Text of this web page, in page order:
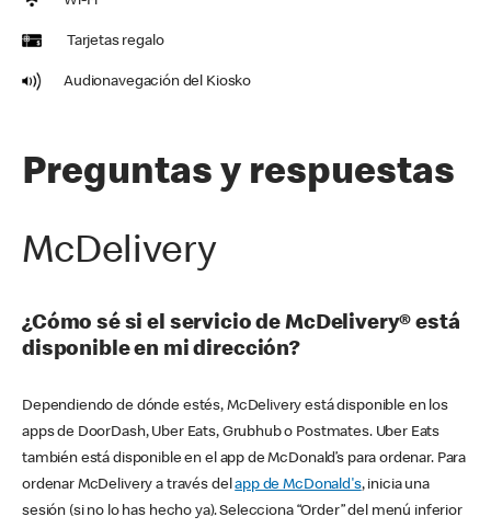
Tarjetas regalo
Audionavegación del Kiosko
Preguntas y respuestas
McDelivery
¿Cómo sé si el servicio de McDelivery® está
disponible en mi dirección?
Dependiendo de dónde estés, McDelivery está disponible en los
apps de DoorDash, Uber Eats, Grubhub o Postmates. Uber Eats
también está disponible en el app de McDonald’s para ordenar. Para
ordenar McDelivery a través delapp de McDonald's, inicia una
sesión (si no lo has hecho ya). Selecciona “Order” del menú inferior